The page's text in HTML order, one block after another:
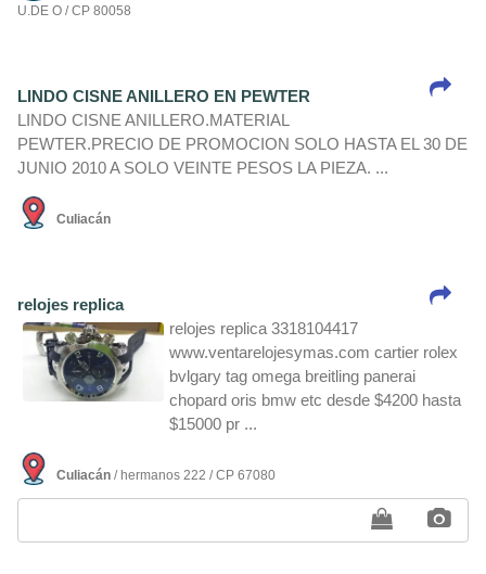
U.DE O / CP 80058
LINDO CISNE ANILLERO EN PEWTER
LINDO CISNE ANILLERO.MATERIAL
PEWTER.PRECIO DE PROMOCION SOLO HASTA EL 30 DE
JUNIO 2010 A SOLO VEINTE PESOS LA PIEZA. ...
Culiacán
relojes replica
relojes replica 3318104417
www.ventarelojesymas.com cartier rolex
bvlgary tag omega breitling panerai
chopard oris bmw etc desde $4200 hasta
$15000 pr ...
Culiacán / hermanos 222 / CP 67080